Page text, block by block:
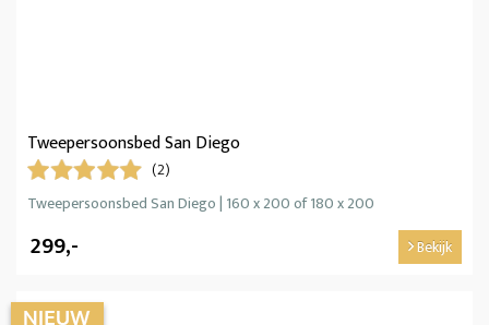
Tweepersoonsbed San Diego
(2)
Tweepersoonsbed San Diego | 160 x 200 of 180 x 200
299,- Bekijk